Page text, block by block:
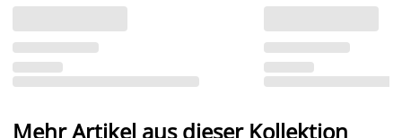
Mehr Artikel aus dieser Kollektion